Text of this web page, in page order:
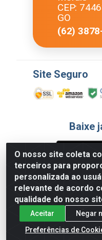
O nosso site coleta
terceiros para
personalizada ao
relevante de acordo
qualidade do nosso
Aceitar
Negar
Preferências de
CEP:
GO
(62)
Site Seguro
Baixe
Formas